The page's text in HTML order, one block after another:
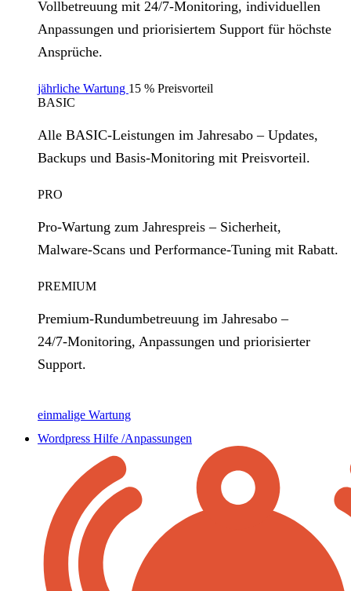
Vollbetreuung mit 24/7‑Monitoring, individuellen
Anpassungen und priorisiertem Support für höchste
Ansprüche.
jährliche Wartung 15 % Preisvorteil
BASIC
Alle BASIC‑Leistungen im Jahresabo – Updates,
Backups und Basis‑Monitoring mit Preisvorteil.
PRO
Pro‑Wartung zum Jahrespreis – Sicherheit,
Malware‑Scans und Performance‑Tuning mit Rabatt.
PREMIUM
Premium‑Rundumbetreuung im Jahresabo –
24/7‑Monitoring, Anpassungen und priorisierter
Support.
einmalige Wartung
Wordpress Hilfe /Anpassungen